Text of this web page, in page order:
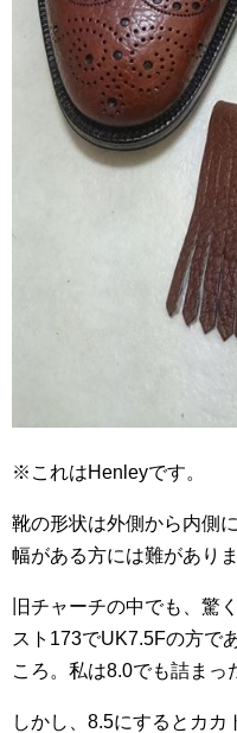
※これはHenleyです。
靴の形状は外側から内側
幅がある方には難がありま
旧チャーチの中でも、驚
スト173でUK7.5Fの方で
ころ。私は8.0でも詰まっ
しかし、8.5にするとカカ